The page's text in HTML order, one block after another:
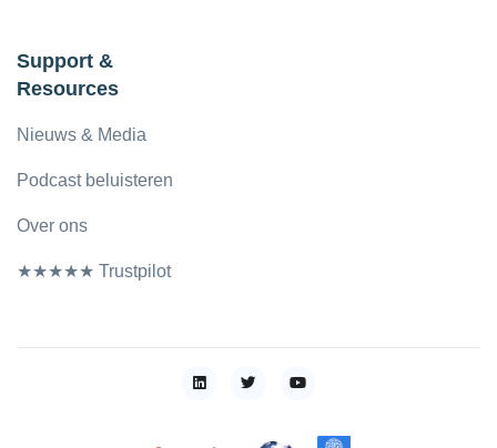
Support &
Resources
Nieuws & Media
Podcast beluisteren
Over ons
★★★★★ Trustpilot